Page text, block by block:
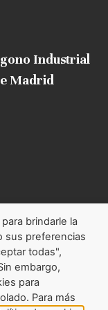
Industrial
Madrid
brindarle la
sus preferencias
todas",
embargo,
para
Para más